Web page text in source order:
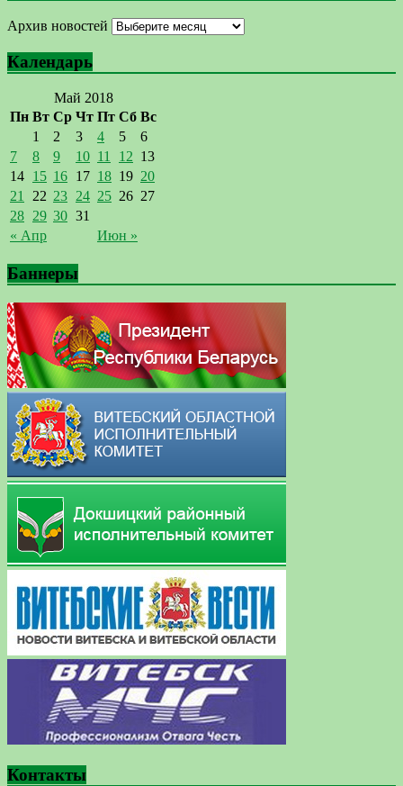
Архив новостей
Календарь
Май 2018
Пн Вт Ср Чт Пт Сб Вс
« Апр Июн »
1 2 3 4 5
6
7
8 9 10 11 12 13
14 15 16 17 18 19 20
21 22 23 24 25 26 27
28 29 30 31
Баннеры
Контакты